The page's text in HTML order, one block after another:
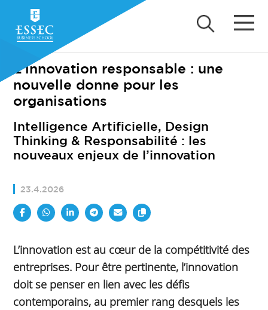
L'innovation responsable : une
nouvelle donne pour les
organisations
Intelligence Artificielle, Design
Thinking & Responsabilité : les
nouveaux enjeux de l’innovation
23.4.2026
L’innovation est au cœur de la compétitivité des
entreprises. Pour être pertinente, l’innovation
doit se penser en lien avec les défis
contemporains, au premier rang desquels les